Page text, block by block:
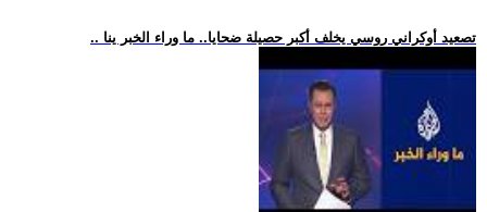
.. تصعيد أوكراني روسي يخلف أكبر حصيلة ضحايا.. ما وراء الخبر ينا